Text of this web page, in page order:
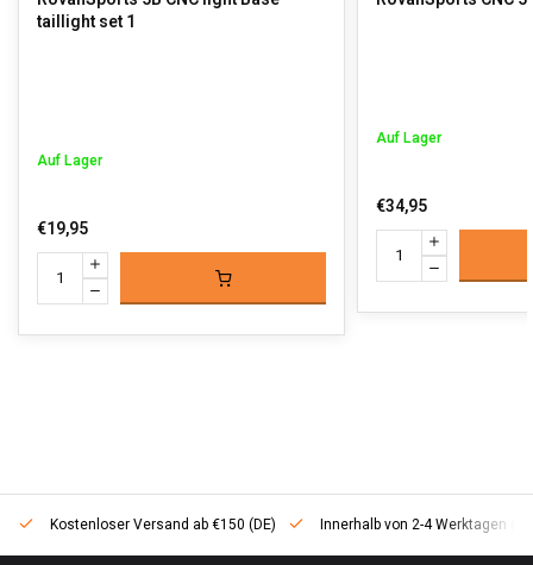
taillight set 1
Auf Lager
€19,95
Auf Lager
€34,95
Kostenloser Versand ab €150 (DE) Innerhalb von 2-4 Werktagen